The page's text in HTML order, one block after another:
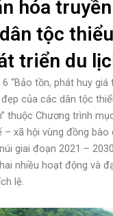
hóa
tộc
triển du
“Bảo tồn, phát huy giá
của các dân tộc
thuộc Chương trình
– xã hội vùng đồng
giai đoạn 2021 –
nhiều hoạt động và
lệ.